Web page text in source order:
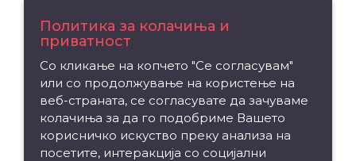
Рекламација на производ
Мапа на сајтот
Издвојуваме
Брендови
Политика за колачиња и
приватност
Со кликање на копчето "Се согласувам"
или со продолжување на користење на
веб-страната, се согласувате да зачуваме
колачиња за да го подобриме Вашето
корисничко искуство преку анализа на
посетите, интеракција со социјални